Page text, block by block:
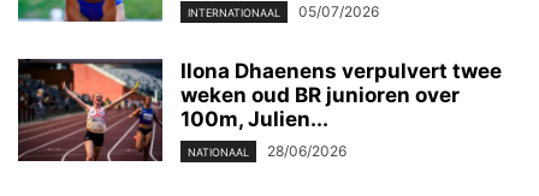
INTERNATIONAAL 05/07/2026
Ilona Dhaenens verpulvert twee
weken oud BR junioren over
100m, Julien...
NATIONAAL 28/06/2026